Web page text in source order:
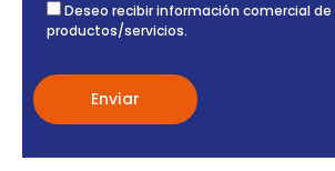
Deseo recibir información comercial de
productos/servicios.